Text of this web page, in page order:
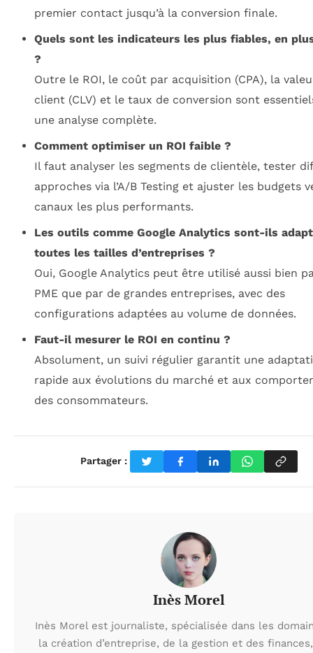
premier contact jusqu’à la conversion finale.
Quels sont les indicateurs les plus fiables, en
?
Outre le ROI, le coût par acquisition (CPA), la
client (CLV) et le taux de conversion sont
une analyse complète.
Comment optimiser un ROI faible ?
Il faut analyser les segments de clientèle, tester
approches via l’A/B Testing et ajuster les budgets
canaux les plus performants.
Les outils comme Google Analytics sont-ils
toutes les tailles d’entreprises ?
Oui, Google Analytics peut être utilisé aussi bien
PME que par de grandes entreprises, avec des
configurations adaptées au volume de données.
Faut-il mesurer le ROI en continu ?
Absolument, un suivi régulier garantit une
rapide aux évolutions du marché et aux
des consommateurs.
Partager :
Inès Morel
Inès Morel est journaliste, spécialisée dans les
la création d’entreprise, de la gestion et des